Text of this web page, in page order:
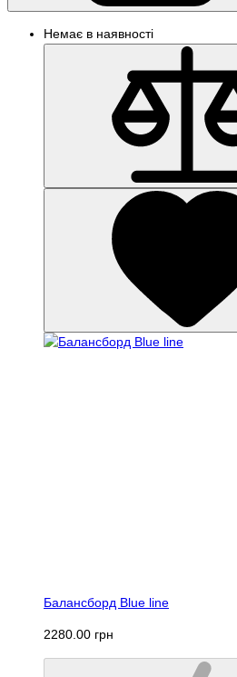
Немає в наявності
Балансборд Blue line
2280.00 грн